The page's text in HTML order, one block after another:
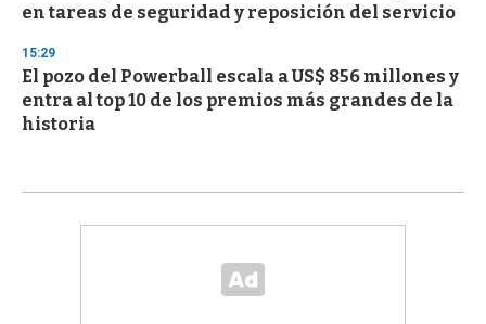
en tareas de seguridad y reposición del servicio
15:29
El pozo del Powerball escala a US$ 856 millones y
entra al top 10 de los premios más grandes de la
historia